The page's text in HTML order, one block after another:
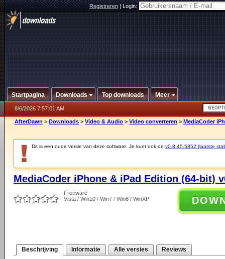
Registreren|Login:
Startpagina Downloads Top downloads Meer
8/6/2026 7:57:01 AM
AfterDawn > Downloads > Video & Audio > Video converteren > MediaCoder
Dit is een oude versie van deze software. Je kunt ook de v0.8.45.5852 (laatste
MediaCoder iPhone & iPad Edition (64-bit)
Freeware
Vista / Win10 / Win7 / Win8 / WinXP
Beschrijving Informatie Alle versies Reviews